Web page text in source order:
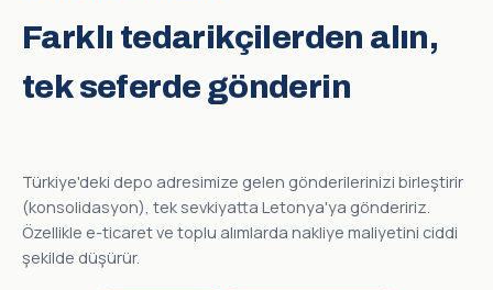
Farklı tedarikçilerden alın,
tek seferde gönderin
Türkiye'deki depo adresimize gelen gönderilerinizi birleştirir
(konsolidasyon), tek sevkiyatta Letonya'ya göndeririz.
Özellikle e-ticaret ve toplu alımlarda nakliye maliyetini ciddi
şekilde düşürür.